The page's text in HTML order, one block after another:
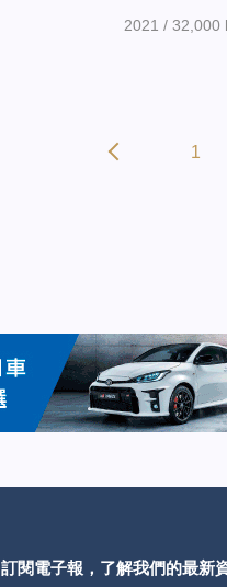
2021 / 32,000
1
訂閱電子報，了解我們的最新